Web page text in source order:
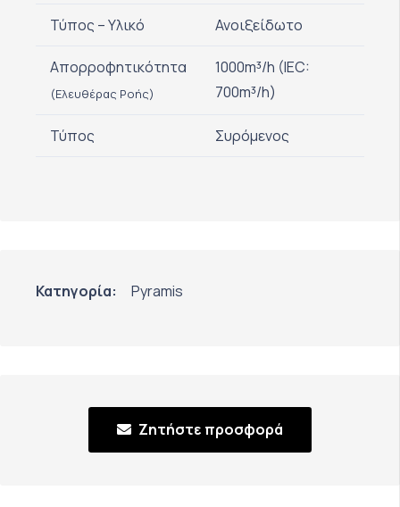
Τύπος – Υλικό Ανοιξείδωτο
Απορροφητικότητα
(Ελευθέρας Ροής)
1000m³/h (IEC:
700m³/h)
Τύπος Συρόμενος
Κατηγορία: Pyramis
Ζητήστε προσφορά